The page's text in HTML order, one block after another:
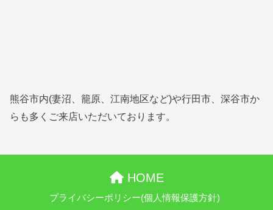
熊谷市内(妻沼、籠原、江南地区など)や行田市、深谷市か
らも多くご来店いただいております。
HOME
プライバシーポリシー(個人情報保護方針)